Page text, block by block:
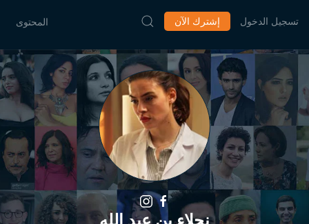
المحتوى إشترك الآن تسجيل الدخول